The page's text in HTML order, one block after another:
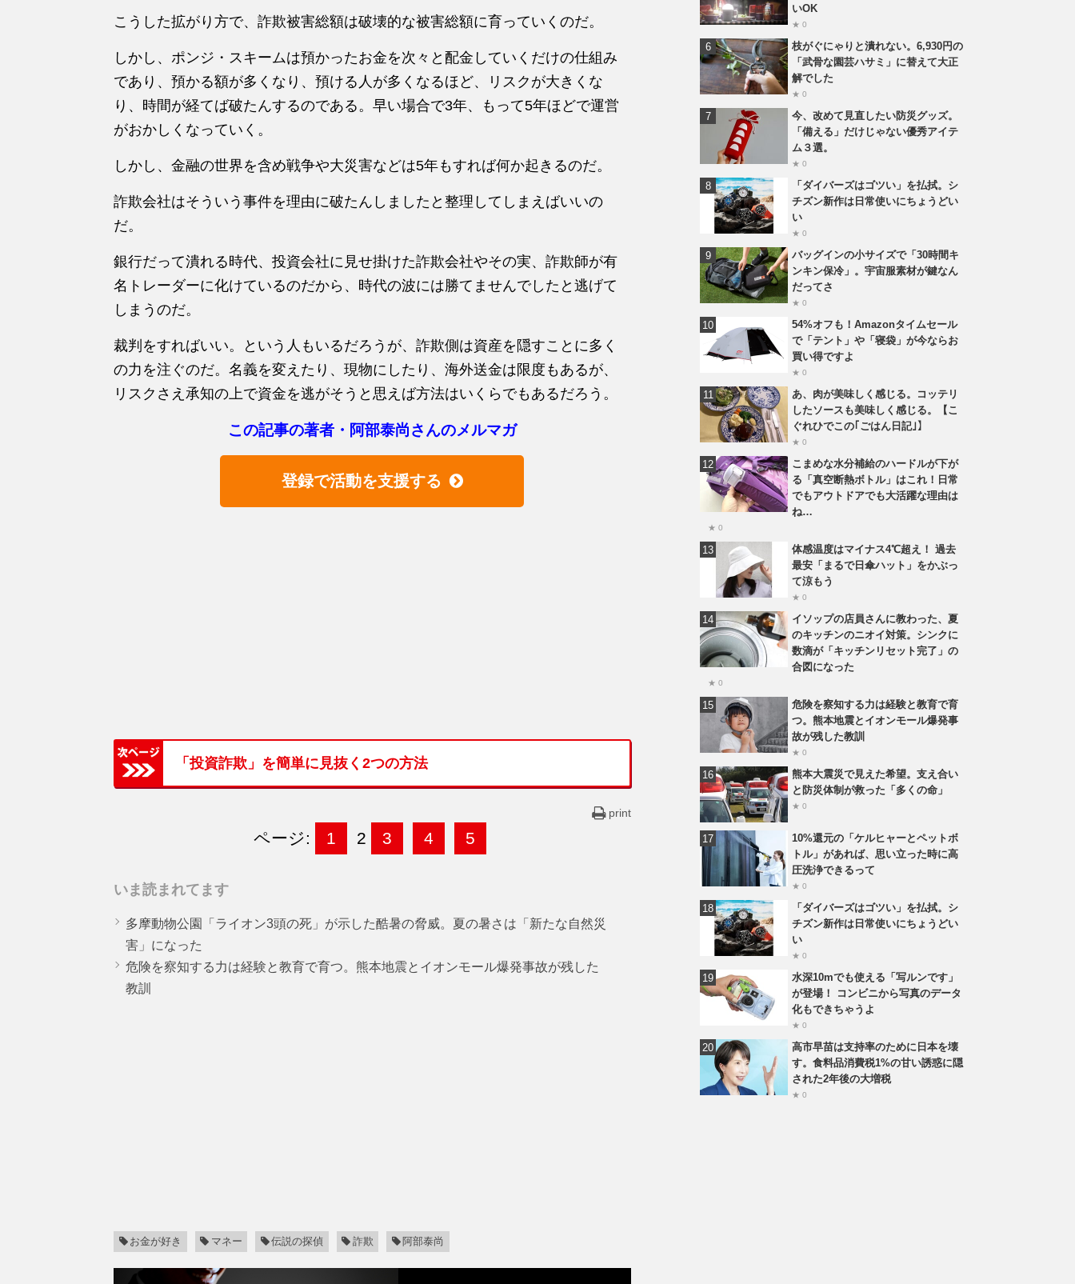
こうした拡がり方で、詐欺被害総額は破壊的な被害総額に育っていくのだ。
しかし、ポンジ・スキームは預かったお金を次々と配金していくだけの仕組み
であり、預かる額が多くなり、預ける人が多くなるほど、リスクが大きくな
り、時間が経てば破たんするのである。早い場合で3年、もって5年ほどで運営
がおかしくなっていく。
しかし、金融の世界を含め戦争や大災害などは5年もすれば何か起きるのだ。
詐欺会社はそういう事件を理由に破たんしましたと整理してしまえばいいの
だ。
銀行だって潰れる時代、投資会社に見せ掛けた詐欺会社やその実、詐欺師が有
名トレーダーに化けているのだから、時代の波には勝てませんでしたと逃げて
しまうのだ。
裁判をすればいい。という人もいるだろうが、詐欺側は資産を隠すことに多く
の力を注ぐのだ。名義を変えたり、現物にしたり、海外送金は限度もあるが、
リスクさえ承知の上で資金を逃がそうと思えば方法はいくらでもあるだろう。
この記事の著者・阿部泰尚さんのメルマガ
登録で活動を支援する
「投資詐欺」を簡単に見抜く2つの方法
print
ページ: 1 2 3 4 5
いま読まれてます
多摩動物公園「ライオン3頭の死」が示した酷暑の脅威。夏の暑さは「新たな自然災
害」になった
危険を察知する力は経験と教育で育つ。熊本地震とイオンモール爆発事故が残した
教訓
お金が好き マネー 伝説の探偵 詐欺 阿部泰尚
いOK
★ 0
枝がぐにゃりと潰れない。6,930円の
「武骨な園芸ハサミ」に替えて大正
解でした
★ 0
今、改めて見直したい防災グッズ。
「備える」だけじゃない優秀アイテ
ム３選。
★ 0
「ダイバーズはゴツい」を払拭。シ
チズン新作は日常使いにちょうどい
い
★ 0
バッグインの小サイズで「30時間キ
ンキン保冷」。宇宙服素材が鍵なん
だってさ
★ 0
54%オフも！Amazonタイムセール
で「テント」や「寝袋」が今ならお
買い得ですよ
★ 0
あ、肉が美味しく感じる。コッテリ
したソースも美味しく感じる。【こ
ぐれひでこの｢ごはん日記｣】
★ 0
こまめな水分補給のハードルが下が
る「真空断熱ボトル」はこれ！日常
でもアウトドアでも大活躍な理由は
ね…
★ 0
体感温度はマイナス4℃超え！ 過去
最安「まるで日傘ハット」をかぶっ
て涼もう
★ 0
イソップの店員さんに教わった、夏
のキッチンのニオイ対策。シンクに
数滴が「キッチンリセット完了」の
合図になった
★ 0
危険を察知する力は経験と教育で育
つ。熊本地震とイオンモール爆発事
故が残した教訓
★ 0
熊本大震災で見えた希望。支え合い
と防災体制が救った「多くの命」
★ 0
10%還元の「ケルヒャーとペットボ
トル」があれば、思い立った時に高
圧洗浄できるって
★ 0
「ダイバーズはゴツい」を払拭。シ
チズン新作は日常使いにちょうどい
い
★ 0
水深10mでも使える「写ルンです」
が登場！ コンビニから写真のデータ
化もできちゃうよ
★ 0
高市早苗は支持率のために日本を壊
す。食料品消費税1%の甘い誘惑に隠
された2年後の大増税
★ 0